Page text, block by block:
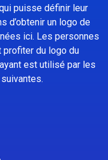
puisse définir leur
d’obtenir un logo de
ici. Les personnes
du logo du
est utilisé par les